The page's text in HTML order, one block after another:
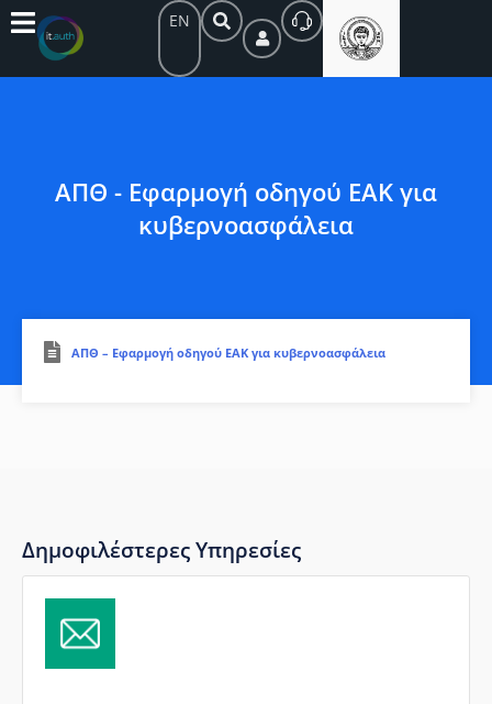
EN
ΑΠΘ - Εφαρμογή οδηγού ΕΑΚ για
κυβερνοασφάλεια
ΑΠΘ – Εφαρμογή οδηγού ΕΑΚ για κυβερνοασφάλεια
Δημοφιλέστερες Υπηρεσίες